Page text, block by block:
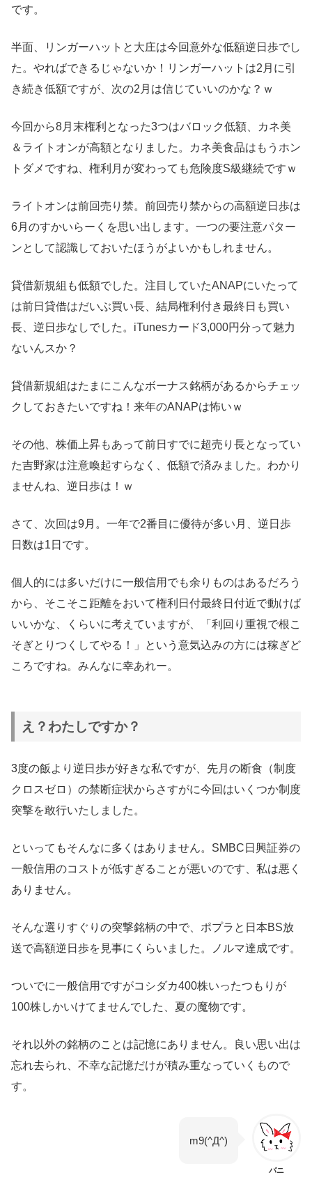
です。
半面、リンガーハットと大庄は今回意外な低額逆日歩でし
た。やればできるじゃないか！リンガーハットは2月に引
き続き低額ですが、次の2月は信じていいのかな？ｗ
今回から8月末権利となった3つはバロック低額、カネ美
＆ライトオンが高額となりました。カネ美食品はもうホン
トダメですね、権利月が変わっても危険度S級継続ですｗ
ライトオンは前回売り禁。前回売り禁からの高額逆日歩は
6月のすかいらーくを思い出します。一つの要注意パター
ンとして認識しておいたほうがよいかもしれません。
貸借新規組も低額でした。注目していたANAPにいたって
は前日貸借はだいぶ買い長、結局権利付き最終日も買い
長、逆日歩なしでした。iTunesカード3,000円分って魅力
ないんスか？
貸借新規組はたまにこんなボーナス銘柄があるからチェッ
クしておきたいですね！来年のANAPは怖いｗ
その他、株価上昇もあって前日すでに超売り長となってい
た吉野家は注意喚起すらなく、低額で済みました。わかり
ませんね、逆日歩は！ｗ
さて、次回は9月。一年で2番目に優待が多い月、逆日歩
日数は1日です。
個人的には多いだけに一般信用でも余りものはあるだろう
から、そこそこ距離をおいて権利日付最終日付近で動けば
いいかな、くらいに考えていますが、「利回り重視で根こ
そぎとりつくしてやる！」という意気込みの方には稼ぎど
ころですね。みんなに幸あれー。
え？わたしですか？
3度の飯より逆日歩が好きな私ですが、先月の断食（制度
クロスゼロ）の禁断症状からさすがに今回はいくつか制度
突撃を敢行いたしました。
といってもそんなに多くはありません。SMBC日興証券の
一般信用のコストが低すぎることが悪いのです、私は悪く
ありません。
そんな選りすぐりの突撃銘柄の中で、ポプラと日本BS放
送で高額逆日歩を見事にくらいました。ノルマ達成です。
ついでに一般信用ですがコシダカ400株いったつもりが
100株しかいけてませんでした、夏の魔物です。
それ以外の銘柄のことは記憶にありません。良い思い出は
忘れ去られ、不幸な記憶だけが積み重なっていくもので
す。
バニ
m9(^Д^)